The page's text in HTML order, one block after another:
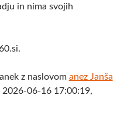
in nima svojih
z naslovom anez Janša
2026-06-16 17:00:19,